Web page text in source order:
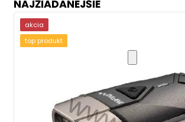
NAJŽIADANEJŠIE
akcia
top produkt